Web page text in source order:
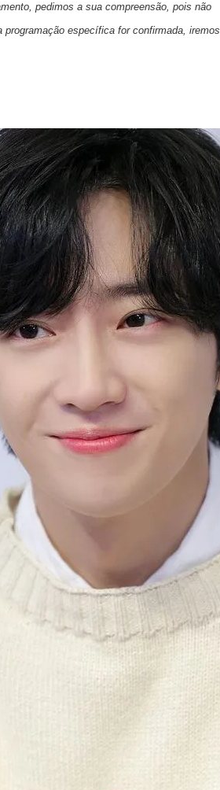
pedimos a sua compreensão, pois não
específica for confirmada, iremos